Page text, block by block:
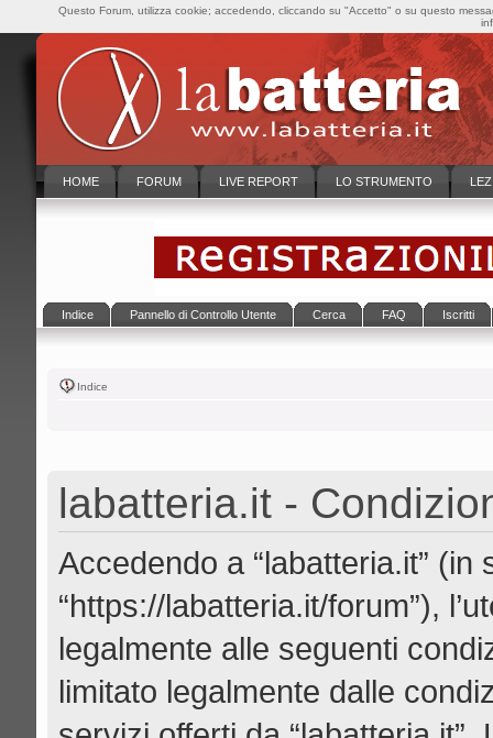
HOME FORUM LIVE REPORT LO STRUMENTO
Indice Pannello di Controllo Utente Cerca FAQ Iscritti
Indice
labatteria.it -
Accedendo a “labatteria.it” (in
“https://labatteria.it/forum”),
legalmente alle seguenti
limitato legalmente dalle
Questo Forum, utilizza cookie; accedendo, cliccando su "Accetto" o su questo